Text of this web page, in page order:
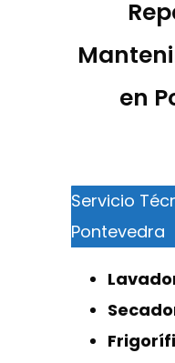
en
Servicio
Pontevedra